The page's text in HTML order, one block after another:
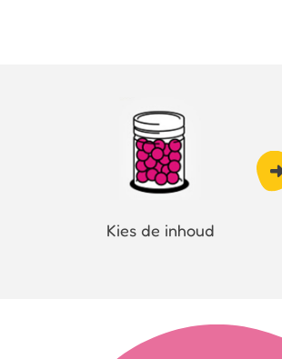
Kies de inhoud